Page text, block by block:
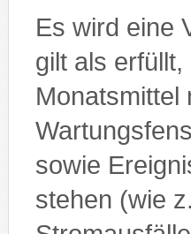
Es wird eine
gilt als
Monatsmittel
sowie
stehen (wie